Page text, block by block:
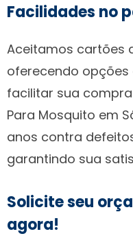
Facilidades no
Aceitamos cartões
oferecendo
facilitar sua
Para Mosquito em
anos contra
garantindo sua
Solicite seu
agora!